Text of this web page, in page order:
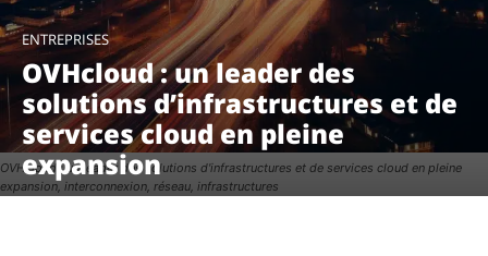
OVHcloud : un leader des solutions d'infrastructures et de services cloud en pleine
expansion, interconnexion, réseau, infrastructures
ENTREPRISES
OVHcloud : un leader des
solutions d’infrastructures et de
services cloud en pleine
expansion